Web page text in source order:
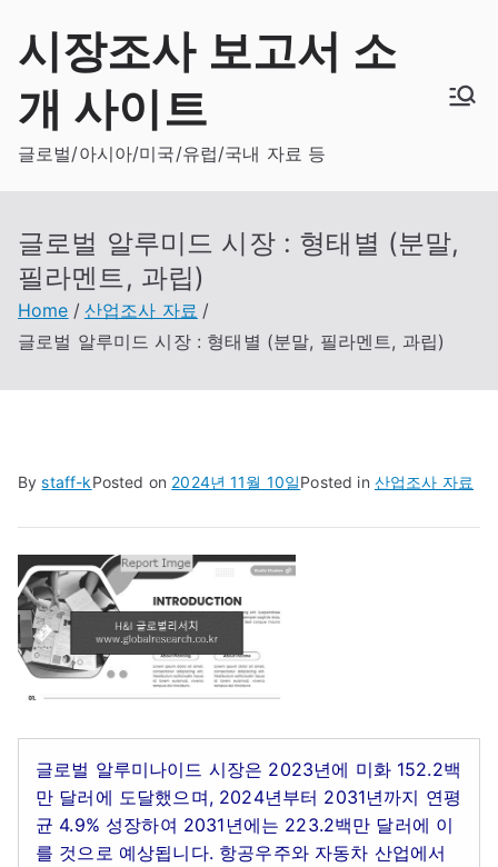
content
시장조사 보고서 소
개 사이트
글로벌/아시아/미국/유럽/국내 자료 등
글로벌 알루미드 시장 : 형태별 (분말,
필라멘트, 과립)
Home
산업조사 자료
글로벌 알루미드 시장 : 형태별 (분말, 필라멘트, 과립)
Bystaff-kPosted on 2024년 11월 10일Posted in 산업조사 자료
글로벌 알루미나이드 시장은 2023년에 미화 152.2백
만 달러에 도달했으며, 2024년부터 2031년까지 연평
균 4.9% 성장하여 2031년에는 223.2백만 달러에 이
를 것으로 예상됩니다. 항공우주와 자동차 산업에서